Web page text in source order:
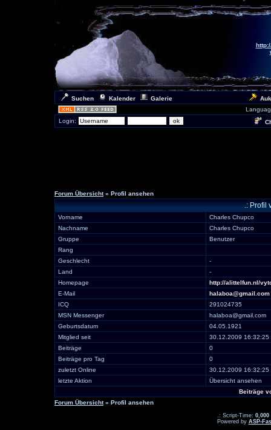
Suchen Kalender Galerie
Login:
Forum Übersicht» Profil ansehen
.: Profil
Vorname
Charles Chupco
Nachname
Charles Chupco
Gruppe
Benutzer
Rang
Geschlecht
-
Land
-
Homepage
http://alittelfun.nl/
E-Mail
halaboa@gmail.com
ICQ
291024735
MSN Messenger
halaboa@gmail.com
Geburtsdatum
04.05.1921
Mitglied seit
30.12.2009 16:32:25
Beiträge
0
Beiträge pro Tag
0
zuletzt Online
30.12.2009 16:32:25
letzte Aktion
Übersicht ansehen
Beiträge
Forum Übersicht» Profil ansehen
.: Script-Time: 0,000
Powered by ASP-